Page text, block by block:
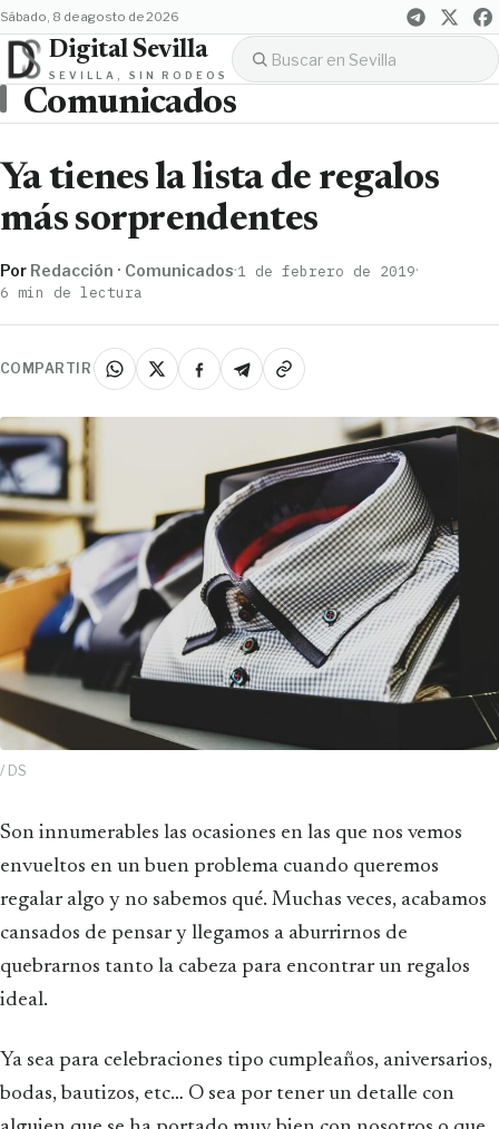
sábado, 8 de agosto de 2026
Digital Sevilla
SEVILLA, SIN RODEOS
Comunicados
Ya tienes la lista de regalos
más sorprendentes
Por Redacción · Comunicados·1 de febrero de 2019·
6 min de lectura
COMPARTIR
/ DS
Son innumerables las ocasiones en las que nos vemos
envueltos en un buen problema cuando queremos
regalar algo y no sabemos qué. Muchas veces, acabamos
cansados de pensar y llegamos a aburrirnos de
quebrarnos tanto la cabeza para encontrar un regalos
ideal.
Ya sea para celebraciones tipo cumpleaños, aniversarios,
bodas, bautizos, etc… O sea por tener un detalle con